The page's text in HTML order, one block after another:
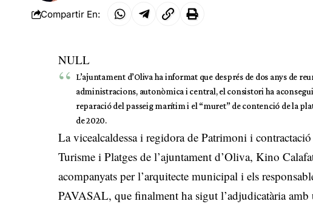
Compartir En:
NULL
L’ajuntament d’Oliva ha informat que després de dos anys de
administracions, autonòmica i central, el consistori ha
reparació del passeig marítim i el “muret” de contenció de la
de 2020.
La vicealcaldessa i regidora de Patrimoni i
Turisme i Platges de l’ajuntament d’Oliva, Kino
acompanyats per l’arquitecte municipal i els
PAVASAL, que finalment ha sigut l’adjudicatària